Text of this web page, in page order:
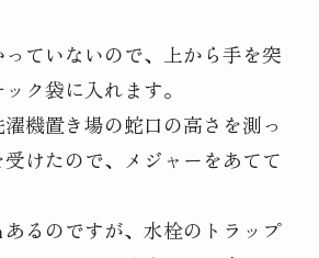
ていないので、上から手を突
ク袋に入れます。
機置き場の蛇口の高さを測っ
けたので、メジャーをあてて
るのですが、水栓のトラップ